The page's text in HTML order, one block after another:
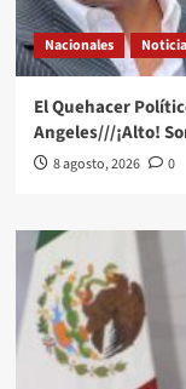
Nacionales
El Quehacer
Angeles///¡Alto!
8 agosto, 2026 0